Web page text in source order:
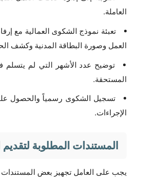
العاملة.
تعبئة نموذج الشكوى العمالية مع
العمل وصورة البطاقة المدنية وكشف
توضيح عدد الأشهر التي لم يتسلم
المستحقة.
تسجيل الشكوى رسمياً والحصول
الإجراءات.
المستندات المطلوبة
يجب على العامل تجهيز بعض المستندات